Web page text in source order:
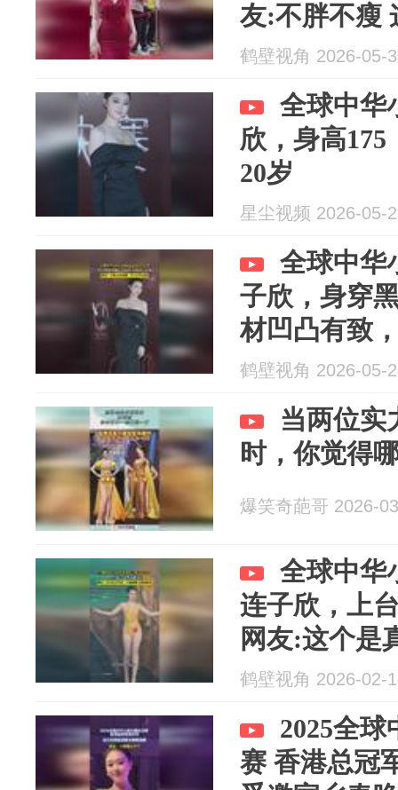
友:不胖不瘦
才是真的美
鹤壁视角 2026-05-
全球中华
欣，身高
20岁
星尘视频 2026-05-
全球中华
子欣，身穿
材凹凸有致
感，美又不
鹤壁视角 2026-05-
当两位实
时，你觉得
爆笑奇葩哥 2026-
全球中华
连子欣，上
网友:这个是
润的感觉
鹤壁视角 2026-02-
2025全
赛 香港总冠